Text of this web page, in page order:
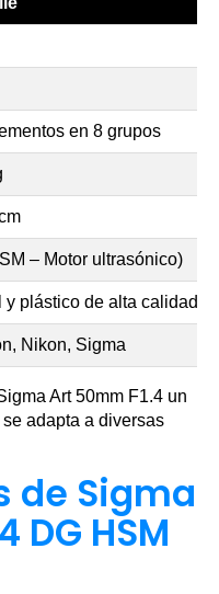
en 8 grupos
– Motor ultrasónico)
y plástico de alta calidad
Nikon, Sigma
Art 50mm F1.4 un
adapta a diversas
de Sigma
DG HSM